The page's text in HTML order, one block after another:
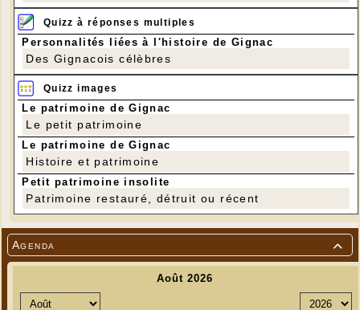

Agenda
Quizz à réponses multiples
Personnalités liées à l'histoire de Gignac
Des Gignacois célèbres
Quizz images
Le patrimoine de Gignac
Le petit patrimoine
Le patrimoine de Gignac
Histoire et patrimoine
Petit patrimoine insolite
Patrimoine restauré, détruit ou récent